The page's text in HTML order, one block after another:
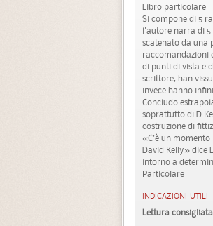
Libro particolare
Si compone di 5
l'autore narra di
scatenato da una
raccomandazioni
di punti di vista e
scrittore, han
invece hanno
Concludo
soprattutto di
costruzione di
«C’è un
David Kelly» dice
intorno a
Particolare
INDICAZIONI UTILI
Lettura consigliata